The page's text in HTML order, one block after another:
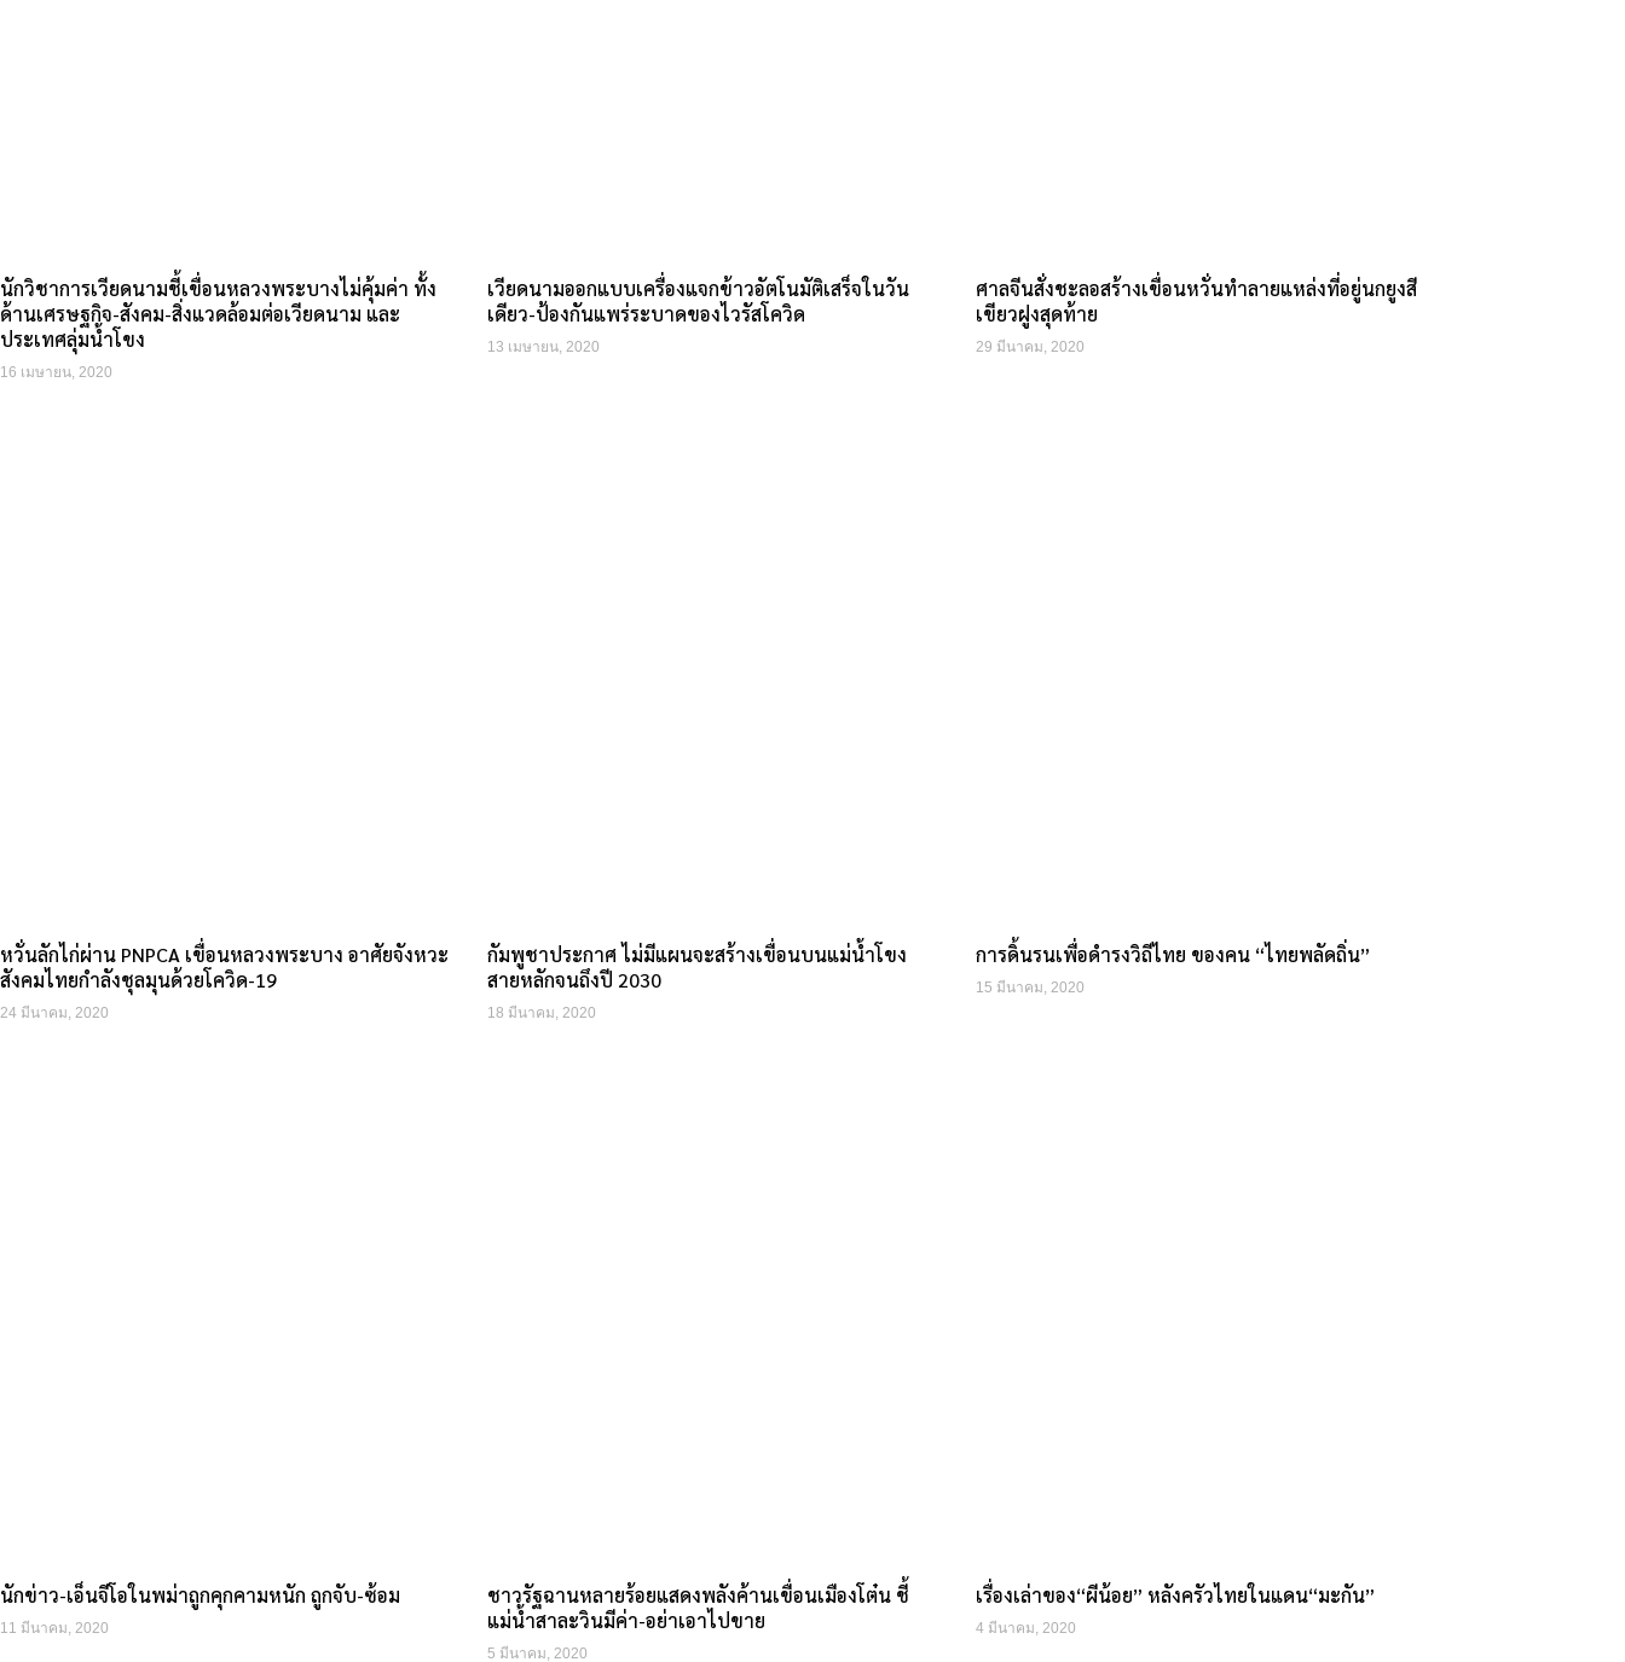
นักวิชาการเวียดนามชี้เขื่อนหลวงพระบางไม่คุ้มค่า ทั้ง
ด้านเศรษฐกิจ-สังคม-สิ่งแวดล้อมต่อเวียดนาม และ
ประเทศลุ่มน้ำโขง
16 เมษายน, 2020
เวียดนามออกแบบเครื่องแจกข้าวอัตโนมัติเสร็จในวัน
เดียว-ป้องกันแพร่ระบาดของไวรัสโควิด
13 เมษายน, 2020
ศาลจีนสั่งชะลอสร้างเขื่อนหวั่นทำลายแหล่งที่อยู่นกยูงสี
เขียวฝูงสุดท้าย
29 มีนาคม, 2020
หวั่นลักไก่ผ่าน PNPCA เขื่อนหลวงพระบาง อาศัยจังหวะ
สังคมไทยกำลังชุลมุนด้วยโควิด-19
24 มีนาคม, 2020
กัมพูชาประกาศ ไม่มีแผนจะสร้างเขื่อนบนแม่น้ำโขง
สายหลักจนถึงปี 2030
18 มีนาคม, 2020
การดิ้นรนเพื่อดำรงวิถีไทย ของคน “ไทยพลัดถิ่น”
15 มีนาคม, 2020
นักข่าว-เอ็นจีโอในพม่าถูกคุกคามหนัก ถูกจับ-ซ้อม
11 มีนาคม, 2020
ชาวรัฐฉานหลายร้อยแสดงพลังค้านเขื่อนเมืองโต๋น ชี้
แม่น้ำสาละวินมีค่า-อย่าเอาไปขาย
5 มีนาคม, 2020
เรื่องเล่าของ“ผีน้อย” หลังครัวไทยในแดน“มะกัน”
4 มีนาคม, 2020